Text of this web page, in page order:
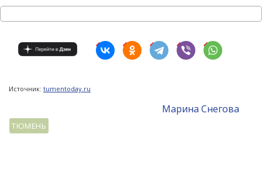
Источник: tumentoday.ru
Mарина Снегова
ТЮМЕНЬ